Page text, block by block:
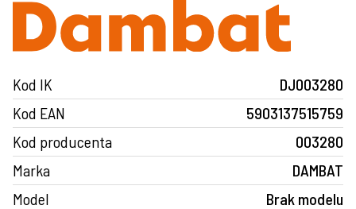
Kod IK
DJ003280
Kod EAN
5903137515759
Kod producenta
003280
Marka
DAMBAT
Model
Brak modelu